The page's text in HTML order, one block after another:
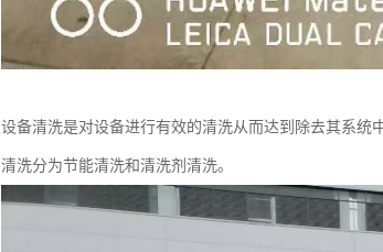
设备清洗是对设备进行有效的清洗从而达到除去其系
清洗分为节能清洗和清洗剂清洗。